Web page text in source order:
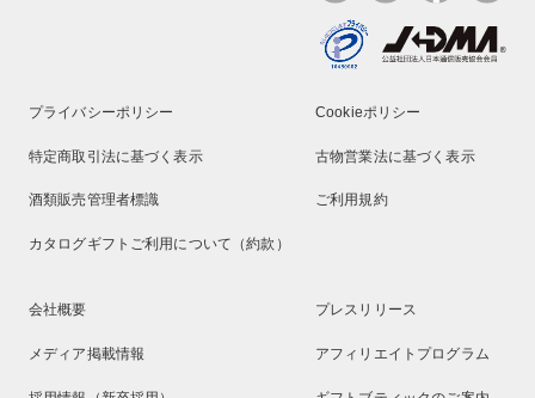
プライバシーポリシー Cookieポリシー
特定商取引法に基づく表示 古物営業法に基づく表示
酒類販売管理者標識 ご利用規約
カタログギフトご利用について（約款）
会社概要 プレスリリース
メディア掲載情報 アフィリエイトプログラム